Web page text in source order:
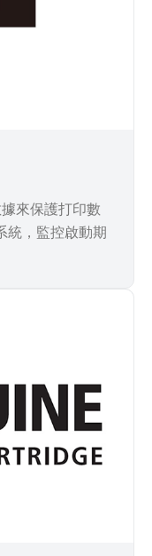
來保護打印數
統，監控啟動期